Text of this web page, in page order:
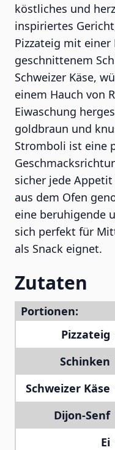
köstliches und
inspiriertes
Pizzateig mit
geschnittenem
Schweizer Käse,
einem Hauch von
Eiwaschung
goldbraun und
Stromboli ist eine
sicher jede
aus dem Ofen
eine beruhigende
sich perfekt für
als Snack eignet.
Zutaten
Portionen:
Pizzateig
Schinken
Schweizer Käse
Dijon-Senf
Ei